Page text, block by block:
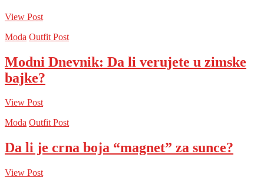
View Post
Moda Outfit Post
Modni Dnevnik: Da li verujete u zimske
bajke?
View Post
Moda Outfit Post
Da li je crna boja “magnet” za sunce?
View Post